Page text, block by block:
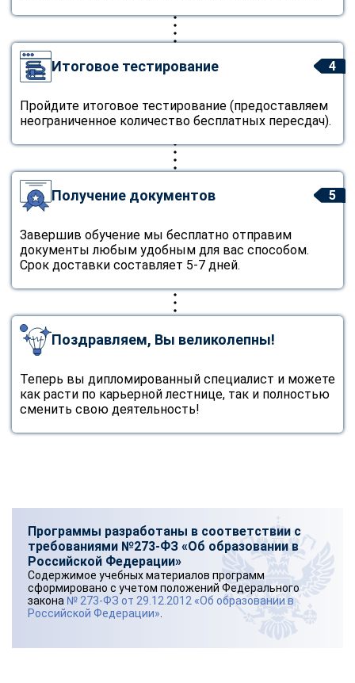
4
Итоговое тестирование
Пройдите итоговое тестирование (предоставляем
неограниченное количество бесплатных пересдач).
5
Получение документов
Завершив обучение мы бесплатно отправим
документы любым удобным для вас способом.
Срок доставки составляет 5-7 дней.
Поздравляем, Вы великолепны!
Теперь вы дипломированный специалист и можете
как расти по карьерной лестнице, так и полностью
сменить свою деятельность!
Программы разработаны в соответствии с
требованиями №273-ФЗ «Об образовании в
Российской Федерации»
Содержимое учебных материалов программ
сформировано с учетом положений Федерального
закона № 273-ФЗ от 29.12.2012 «Об образовании в
Российской Федерации»